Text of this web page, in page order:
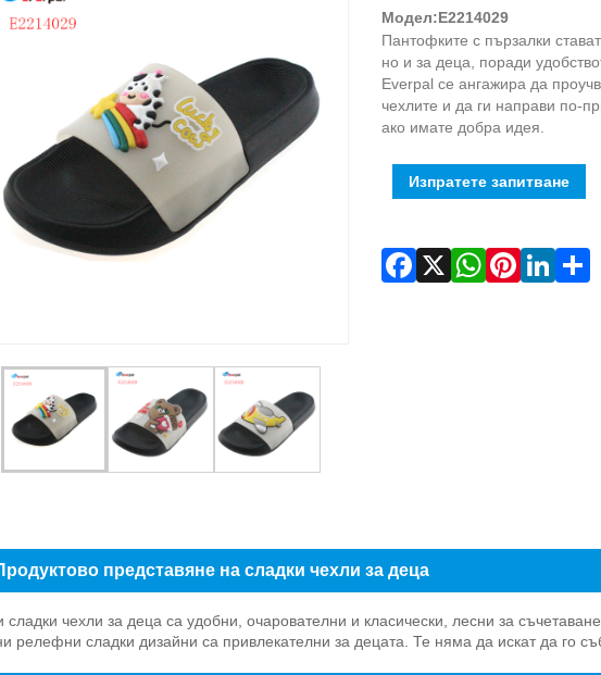
Модел:E2214029
Пантофките с пързалки
но и за деца, поради
Everpal се ангажира да
чехлите и да ги направи по-
ако имате добра идея.
Изпратете запитване
представяне на сладки чехли за деца
сладки чехли за деца са удобни, очарователни и класически, лесни за
релефни сладки дизайни са привлекателни за децата. Те няма да искат да го